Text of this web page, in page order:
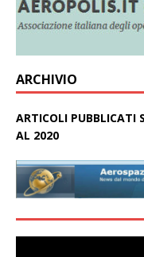
ARCHIVIO
ARTICOLI PUBBLICATI
AL 2020